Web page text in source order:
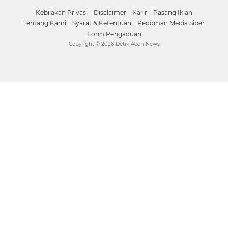
Kebijakan Privasi Disclaimer Karir
Pasang Iklan
Tentang Kami
Syarat & Ketentuan
Pedoman Media Siber
Form Pengaduan
Copyright © 2026 Detik Aceh News